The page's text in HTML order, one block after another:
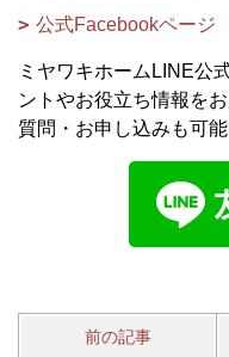
公式Facebookページ
ミヤワキホームLINE公
ントやお役立ち情報を
質問・お申し込みも可
前の記事